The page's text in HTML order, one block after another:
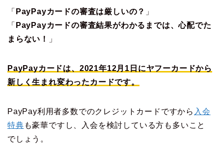
「 PayPayカードの審査は厳しいの？ 」
「 PayPayカードの審査結果がわかるまでは、心配でた
まらない！
」
PayPayカードは、2021年12月1日にヤフーカードから
新しく生まれ変わったカードです。
PayPay利用者多数でのクレジットカードですから 入会
特典 も豪華ですし、入会を検討している方も多いこと
でしょう。